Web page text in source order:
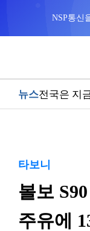
NSP통신
뉴스전국은 지
타보니
볼보
주유에